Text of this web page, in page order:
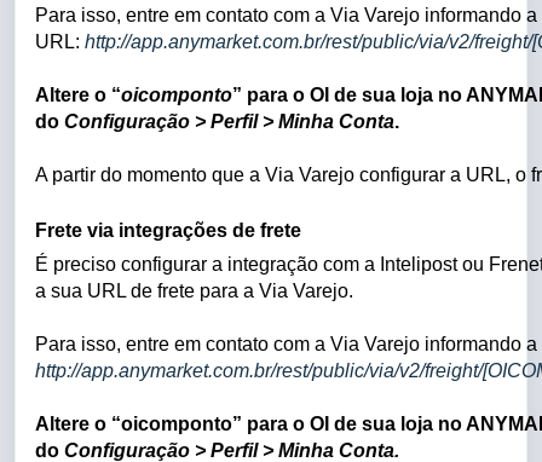
Para isso, entre em contato com a Via Varejo informando
URL: http://app.anymarket.com.br/rest/public/via/v2/freight/
Altere o “oicomponto” para o OI de sua loja no
do Configuração > Perfil > Minha Conta.
A partir do momento que a Via Varejo configurar a URL, o
Frete via integrações de frete
É preciso configurar a integração com a Intelipost ou
a sua URL de frete para a Via Varejo.
Para isso, entre em contato com a Via Varejo informando
http://app.anymarket.com.br/rest/public/via/v2/freight/
Altere o “oicomponto” para o OI de sua loja no
do Configuração > Perfil > Minha Conta.